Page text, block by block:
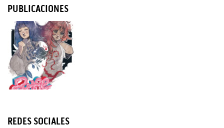
PUBLICACIONES
REDES SOCIALES